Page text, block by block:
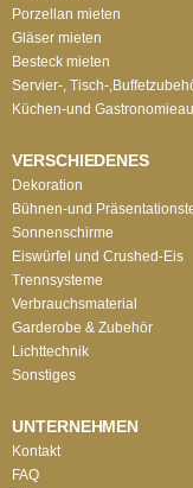
Porzellan mieten
Gläser mieten
Besteck mieten
Servier-, Tisch-
Küchen-und
VERSCHIEDENES
Dekoration
Bühnen-und
Sonnenschirme
Eiswürfel und Crushed-Eis
Trennsysteme
Verbrauchsmaterial
Garderobe & Zubehör
Lichttechnik
Sonstiges
UNTERNEHMEN
Kontakt
FAQ